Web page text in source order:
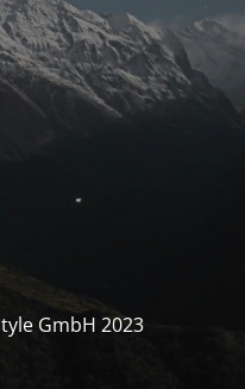
GmbH 2023